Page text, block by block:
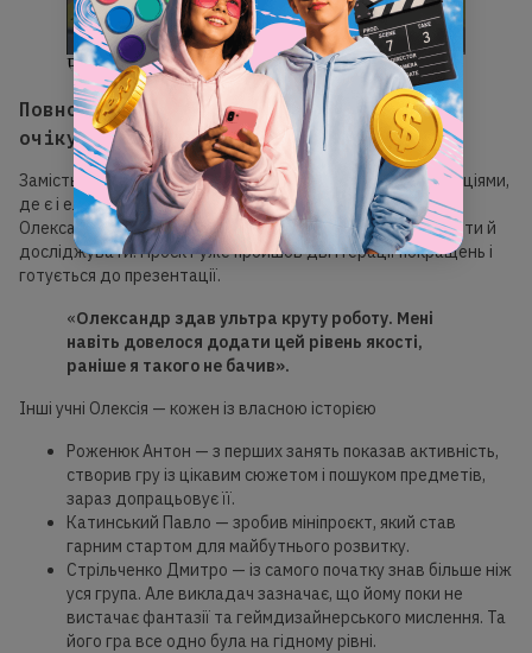
Робота учня GoITeens Олександра Габовича
Повноцінна гра, яка перевершила всі
очікування: Клименко Олександр
Замість мініпроєкту — повноцінна пригода з трьома локаціями,
де є і елементи адвенчуру, і лабіринт, і храм. Клименко
Олександр створив справжню гру, яку хочеться проходити й
досліджувати. Проєкт уже пройшов дві ітерації покращень і
готується до презентації.
«Олександр здав ультра круту роботу. Мені
навіть довелося додати цей рівень якості,
раніше я такого не бачив».
Інші учні Олексія — кожен із власною історією
Роженюк Антон — з перших занять показав активність,
створив гру із цікавим сюжетом і пошуком предметів,
зараз допрацьовує її.
Катинський Павло — зробив мініпроєкт, який став
гарним стартом для майбутнього розвитку.
Стрільченко Дмитро — із самого початку знав більше ніж
уся група. Але викладач зазначає, що йому поки не
вистачає фантазії та геймдизайнерського мислення. Та
його гра все одно була на гідному рівні.